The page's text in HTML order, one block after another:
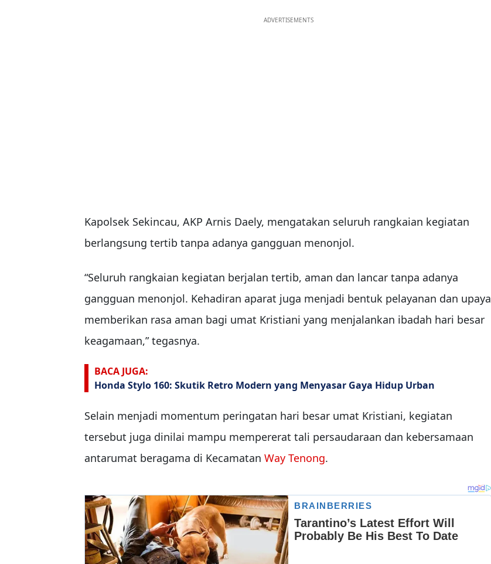
ADVERTISEMENTS
Kapolsek Sekincau, AKP Arnis Daely, mengatakan seluruh rangkaian kegiatan
berlangsung tertib tanpa adanya gangguan menonjol.
“Seluruh rangkaian kegiatan berjalan tertib, aman dan lancar tanpa adanya
gangguan menonjol. Kehadiran aparat juga menjadi bentuk pelayanan dan upaya
memberikan rasa aman bagi umat Kristiani yang menjalankan ibadah hari besar
keagamaan,” tegasnya.
BACA JUGA:
Honda Stylo 160: Skutik Retro Modern yang Menyasar Gaya Hidup Urban
Selain menjadi momentum peringatan hari besar umat Kristiani, kegiatan
tersebut juga dinilai mampu mempererat tali persaudaraan dan kebersamaan
antarumat beragama di Kecamatan Way Tenong.